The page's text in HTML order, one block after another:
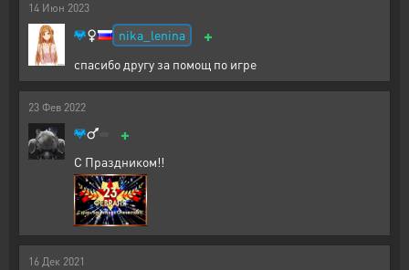
14 Июн 2023
nika_lenina +
спасибо другу за помощ по игре
23 Фев 2022
+
С Праздником!!
16 Дек 2021